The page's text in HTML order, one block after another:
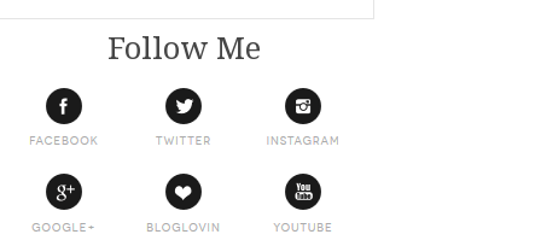
Follow Me